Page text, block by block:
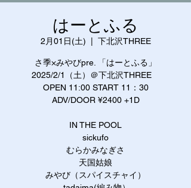
はーとふる
2月01日(土) 下北沢THREE
さ季×みやびpre. 「はーとふる」
2025/2/1（土）＠下北沢THREE
OPEN 11:00 START 11：30
ADV/DOOR ¥2400 +1D
IN THE POOL
sickufo
むらかみなぎさ
天国姑娘
みやび（スパイスチャイ）